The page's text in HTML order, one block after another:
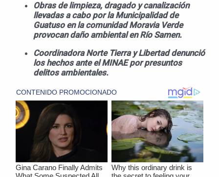
Obras de limpieza, dragado y canalización
llevadas a cabo por la Municipalidad de
Guatuso en la comunidad Moravia Verde
provocan daño ambiental en Río Samen.
Coordinadora Norte Tierra y Libertad denunció
los hechos ante el MINAE por presuntos
delitos ambientales.